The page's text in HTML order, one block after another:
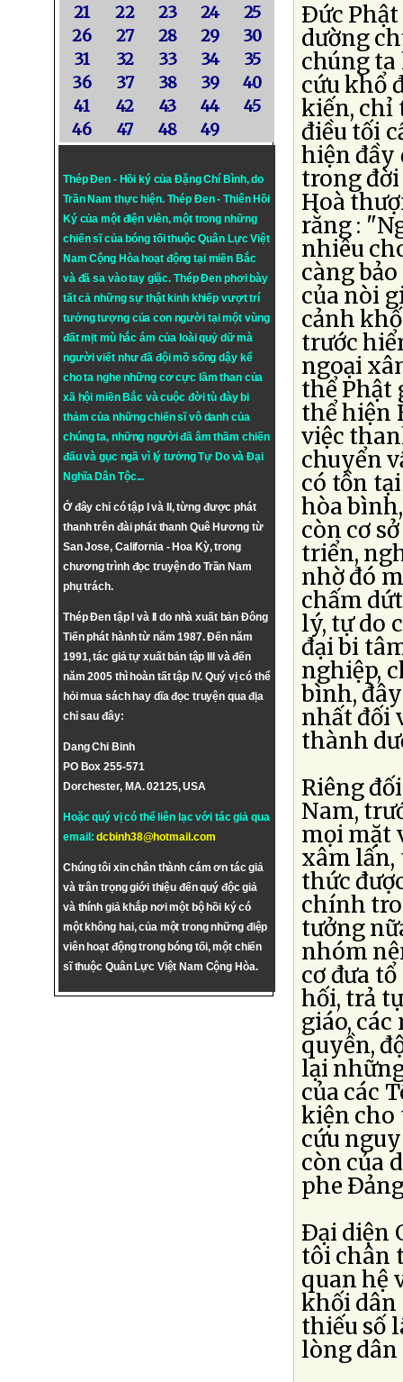
21
22 23 24
25
26
27 28 29
30
31
32 33 34
35
36
37 38 39
40
41
42 43 44
45
46
47 48 49
Thép Đen - Hồi ký của Đặng Chí Bình, do
Trần Nam thực hiện. Thép Đen- Thiên Hồi
Ký của một điện viên, một trong những
chiến sĩ của bóng tối thuộc Quân Lực Việt
Nam Cộng Hòa hoạt động tại miền Bắc
và đã sa vào tay giặc. Thép Đen phơi bày
tất cả những sự thật kinh khiếp vượt trí
tưởng tượng của con người tại một vùng
đất mịt mù hắc ám của loài quỷ dữ mà
người viết như đã đội mồ sống dậy kể
cho ta nghe những cơ cực lầm than của
xã hội miền Bắc và cuộc đời tù đày bi
thảm của những chiến sĩ vô danh của
chúng ta, những người đã âm thầm chiến
đấu và gục ngã vì lý tưởngTự DovàĐại
Nghĩa Dân Tộc...
Ở đây chỉ có tập I và II, từng được phát
thanh trên đài phát thanh Quê Hương từ
San Jose, California - Hoa Kỳ, trong
chương trình đọc truyện do Trần Nam
phụ trách.
Thép Đen tập I và II do nhà xuất bản Đông
Tiến phát hành từ năm 1987. Đến năm
1991, tác giả tự xuất bản tập III và đến
năm 2005 thì hoàn tất tập IV. Quý vị có thể
hỏi mua sách hay dĩa đọc truyện qua địa
chỉ sau đây:
Dang Chi Binh
PO Box 255-571
Dorchester, MA. 02125, USA
Hoặc quý vị có thể liên lạc với tác giả qua
email:dcbinh38@hotmail.com
Chúng tôi xin chân thành cám ơn tác giả
và trân trọng giới thiệu đến quý độc giả
và thính giả khắp nơi một bộ hồi ký có
một không hai, của một trong những điệp
viên hoạt động trong bóng tối, một chiến
sĩ thuộc Quân Lực Việt Nam Cộng Hòa.
Ðức
dường
chúng
cứu khổ
kiến, chỉ
điều tối
hiện đầy
trong đời
Hoà
rằng :
nhiêu
càng
của nòi
cảnh
trước
ngoại
thể Phật
thể hiện
việc
chuyển
có tồn
hòa
còn cơ
triển,
nhờ đó
chấm
lý, tự do
đại bi
nghiệp,
bình,
nhất đối
thành
Riêng
Nam,
mọi mặt
xâm lấn,
thức
chính
tưởng
nhóm
cơ đưa
hối, trả
giáo,
quyền,
lại
của các
kiện cho
cứu
còn của
phe
Ðại diện
tôi chân
quan hệ
khối dân
thiếu số
lòng dân